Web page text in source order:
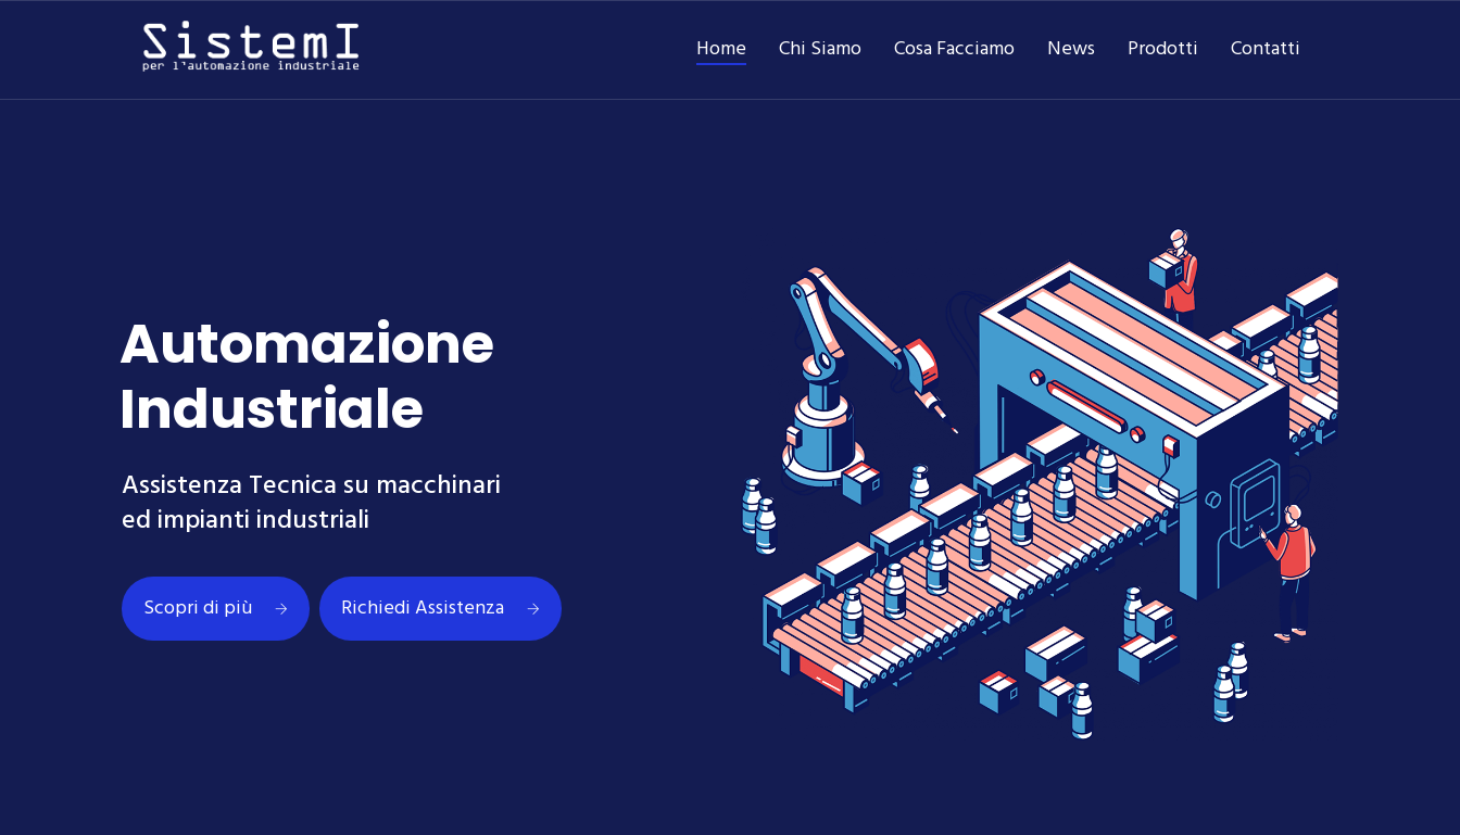
Home Chi Siamo Cosa Facciamo News Prodotti Contatti
Automazione
Industriale
Assistenza Tecnica su macchinari
ed impianti industriali
Scopri di più Richiedi Assistenza